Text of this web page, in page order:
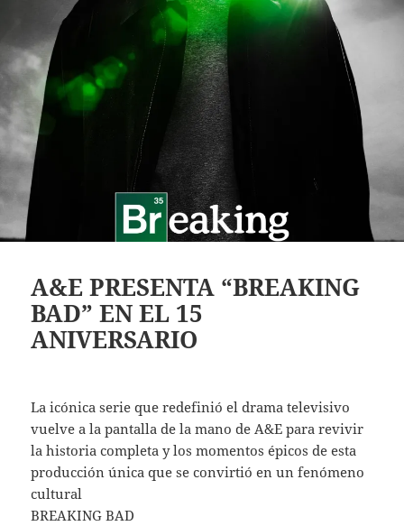
A&E PRESENTA “BREAKING
BAD” EN EL 15
ANIVERSARIO
La icónica serie que redefinió el drama televisivo
vuelve a la pantalla de la mano de A&E para revivir
la historia completa y los momentos épicos de esta
producción única que se convirtió en un fenómeno
cultural
BREAKING BAD